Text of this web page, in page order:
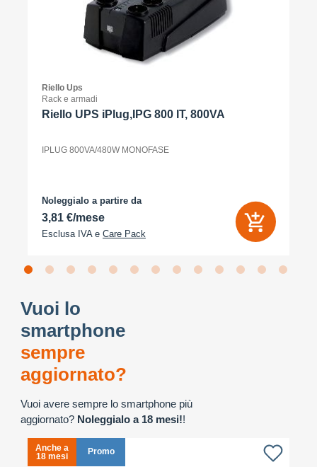
Riello Ups
Rack e armadi
Riello UPS iPlug,IPG 800 IT, 800VA
IPLUG 800VA/480W MONOFASE
Noleggialo a partire da
3,81 €/mese
Esclusa IVA e Care Pack
Vuoi lo
smartphone
sempre
aggiornato?
Vuoi avere sempre lo smartphone più
aggiornato? Noleggialo a 18 mesi!!
Anche a
18 mesi
Promo